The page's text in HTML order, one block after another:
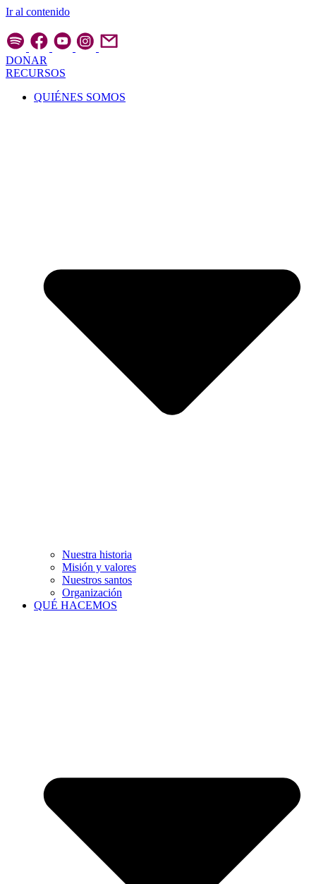
Ir al contenido
DONAR
RECURSOS
QUIÉNES SOMOS
Nuestra historia
Misión y valores
Nuestros santos
Organización
QUÉ HACEMOS